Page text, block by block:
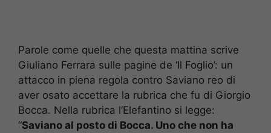
Parole come quelle che questa mattina scrive
Giuliano Ferrara sulle pagine de ‘Il Foglio’: un
attacco in piena regola contro Saviano reo di
aver osato accettare la rubrica che fu di Giorgio
Bocca. Nella rubrica l’Elefantino si legge:
“Saviano al posto di Bocca. Uno che non ha